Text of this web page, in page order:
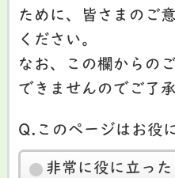
ために、皆さまのご
ください。
なお、この欄からの
できませんのでご了
Q.このページはお役
非常に役に立った